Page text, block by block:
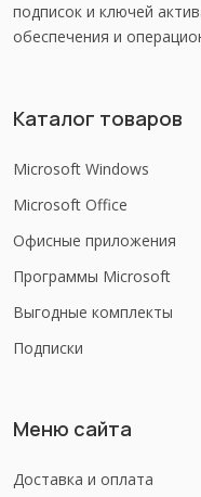
подписок и ключей
обеспечения и
Каталог товаров
Microsoft Windows
Microsoft Office
Офисные приложения
Программы Microsoft
Выгодные комплекты
Подписки
Меню сайта
Доставка и оплата